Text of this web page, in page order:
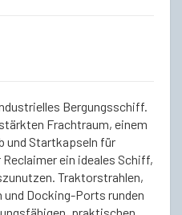
Bergungsschiff.
Frachtraum, einem
und Startkapseln für
ein ideales Schiff,
Traktorstrahlen,
Docking-Ports runden
praktischen